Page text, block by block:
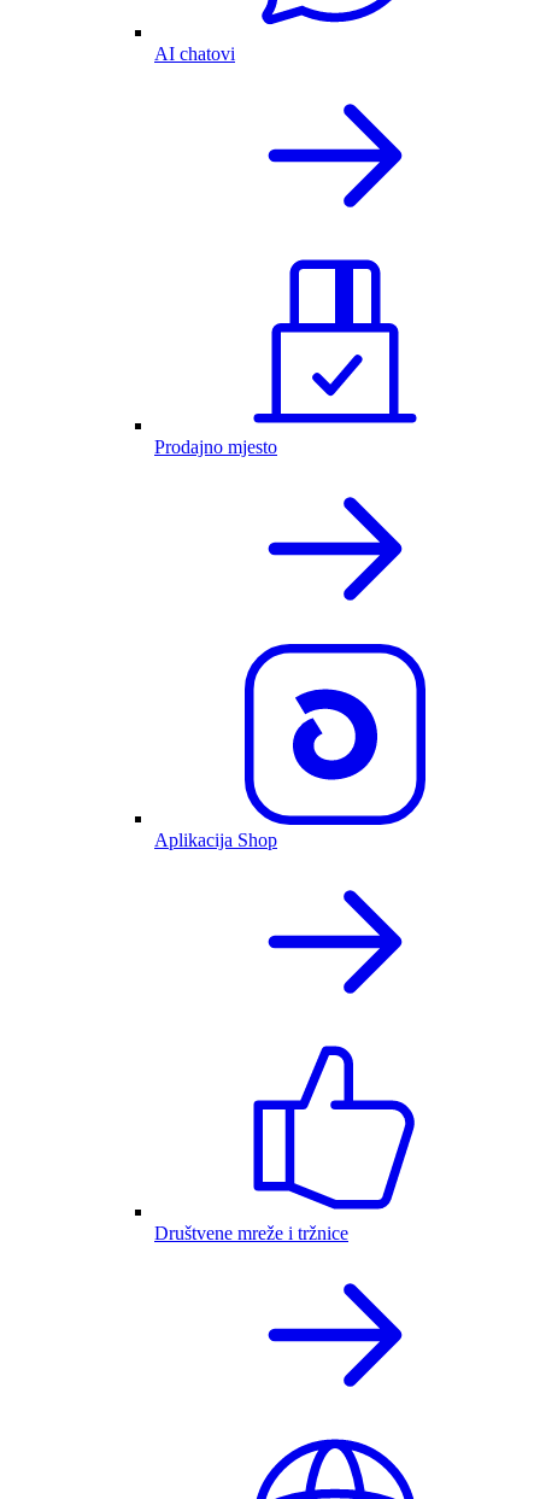
AI chatovi
Prodajno mjesto
Aplikacija Shop
Društvene mreže i tržnice